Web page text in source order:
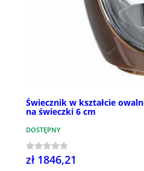
Świecznik w kształcie
na świeczki 6 cm
DOSTĘPNY
zł 1846,21